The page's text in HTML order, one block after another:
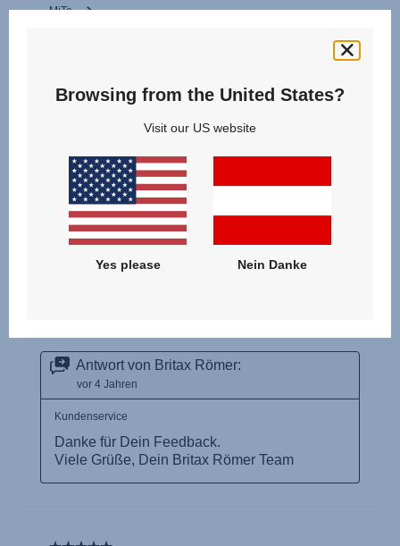
Browsing from the United States?
Visit our US website
Yes please Nein Danke